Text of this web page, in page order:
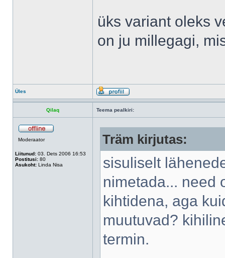
üks variant oleks
on ju millegagi,
Üles
Qilaq Teema pealkiri:
Moderaator
Liitunud: 03. Dets 2006 16:53
Postitusi: 80
Asukoht: Linda Nisa
Träm kirjutas:
sisuliselt
nimetada... need
kihtidena, aga
muutuvad?
termin.